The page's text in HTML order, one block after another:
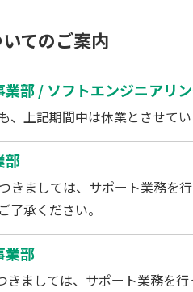
てのご案内
部 / ソフトエンジニアリ
、上記期間中は休業とさせてい
部
きましては、サポート業務を
了承ください。
業部
きましては、サポート業務を